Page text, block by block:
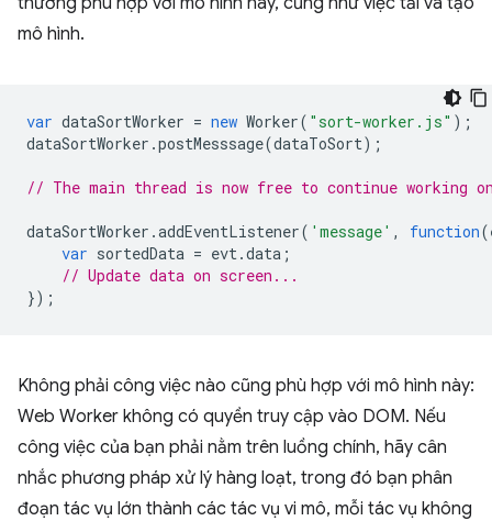
mô hình.
var dataSortWorker = new Worker( "sort-worker.js" );
dataSortWorker .postMesssage(dataToSort);
// The main thread is now free to continue working
dataSortWorker .addEventListener( 'message' , function(
var sortedData = evt.data ;
// Update data on screen...
});
Không phải công việc nào cũng phù hợp với mô hình này:
Web Worker không có quyền truy cập vào DOM. Nếu
công việc của bạn phải nằm trên luồng chính, hãy cân
nhắc phương pháp xử lý hàng loạt, trong đó bạn phân
đoạn tác vụ lớn thành các tác vụ vi mô, mỗi tác vụ không